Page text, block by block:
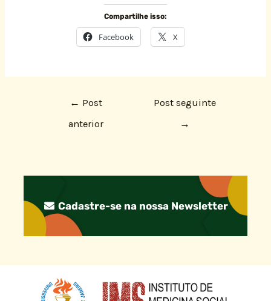
Compartilhe isso:
Facebook X
← Post
anterior
Post seguinte
→
Cadastre-se na nossa Newsletter